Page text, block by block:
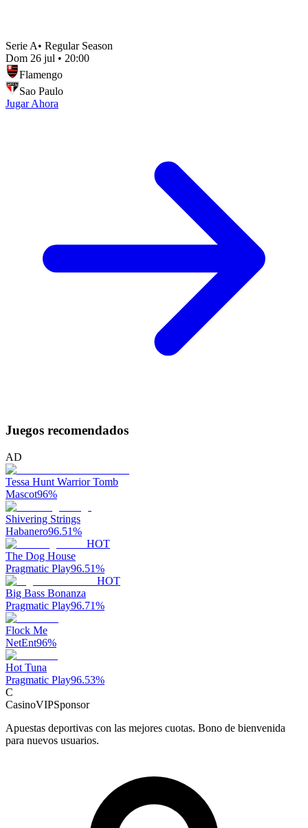
Serie A• Regular Season
Dom 26 jul • 20:00
Flamengo
Sao Paulo
Jugar Ahora
Juegos recomendados
AD
Tessa Hunt Warrior Tomb
Mascot96%
Shivering Strings
Habanero96.51%
HOT
The Dog House
Pragmatic Play96.51%
HOT
Big Bass Bonanza
Pragmatic Play96.71%
Flock Me
NetEnt96%
Hot Tuna
Pragmatic Play96.53%
C
CasinoVIPSponsor
Apuestas deportivas con las mejores cuotas. Bono de bienvenida
para nuevos usuarios.